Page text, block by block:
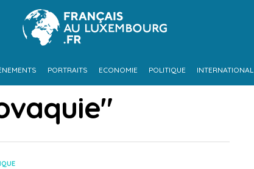
PORTRAITS ECONOMIE POLITIQUE INTERNATIONAL